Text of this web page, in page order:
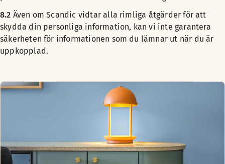
8.2 Även om Scandic vidtar alla rimliga åtgärder för att
skydda din personliga information, kan vi inte garantera
säkerheten för informationen som du lämnar ut när du är
uppkopplad.